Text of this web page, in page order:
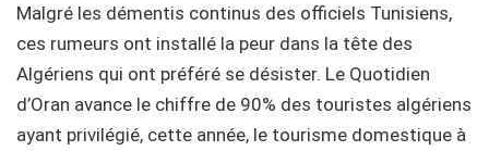
Malgré les démentis continus des officiels Tunisiens,
ces rumeurs ont installé la peur dans la tête des
Algériens qui ont préféré se désister. Le Quotidien
d’Oran avance le chiffre de 90% des touristes algériens
ayant privilégié, cette année, le tourisme domestique à